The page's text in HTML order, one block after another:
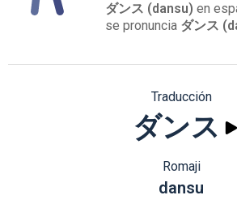
ダンス (dansu) en
se pronuncia ダンス
Traducción
ダンス
Romaji
dansu